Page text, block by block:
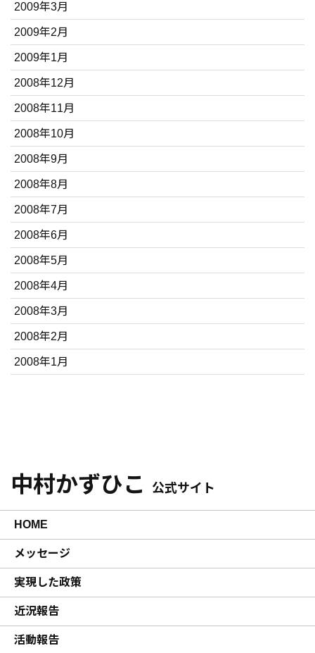
2009年3月
2009年2月
2009年1月
2008年12月
2008年11月
2008年10月
2008年9月
2008年8月
2008年7月
2008年6月
2008年5月
2008年4月
2008年3月
2008年2月
2008年1月
中村かずひこ 公式サイト
HOME
メッセージ
実現した政策
近況報告
活動報告